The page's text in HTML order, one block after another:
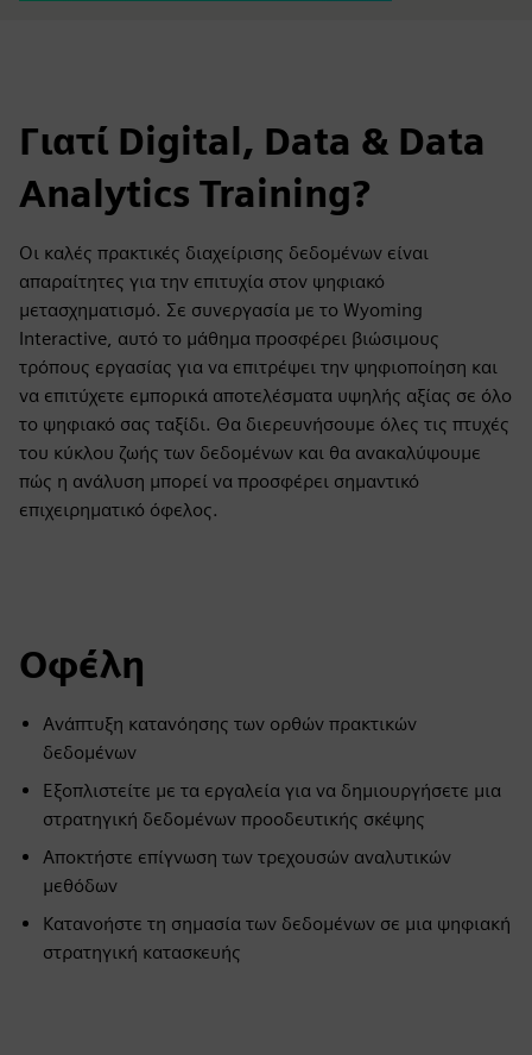
Γιατί Digital, Data & Data
Analytics Training?
Οι καλές πρακτικές διαχείρισης δεδομένων είναι
απαραίτητες για την επιτυχία στον ψηφιακό
μετασχηματισμό. Σε συνεργασία με το Wyoming
Interactive, αυτό το μάθημα προσφέρει βιώσιμους
τρόπους εργασίας για να επιτρέψει την ψηφιοποίηση και
να επιτύχετε εμπορικά αποτελέσματα υψηλής αξίας σε όλο
το ψηφιακό σας ταξίδι. Θα διερευνήσουμε όλες τις πτυχές
του κύκλου ζωής των δεδομένων και θα ανακαλύψουμε
πώς η ανάλυση μπορεί να προσφέρει σημαντικό
επιχειρηματικό όφελος.
Οφέλη
Ανάπτυξη κατανόησης των ορθών πρακτικών
δεδομένων
Εξοπλιστείτε με τα εργαλεία για να δημιουργήσετε μια
στρατηγική δεδομένων προοδευτικής σκέψης
Αποκτήστε επίγνωση των τρεχουσών αναλυτικών
μεθόδων
Κατανοήστε τη σημασία των δεδομένων σε μια ψηφιακή
στρατηγική κατασκευής